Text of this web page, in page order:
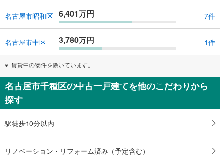
名古屋市昭和区 6,401万円 7件
名古屋市中区 3,780万円 1件
賃貸中の物件を除いています。
名古屋市千種区の中古一戸建てを他のこだわりから
探す
駅徒歩10分以内
リノベーション・リフォーム済み（予定含む）